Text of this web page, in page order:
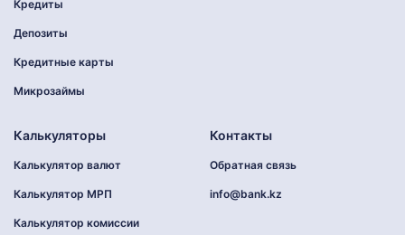
Кредиты
Депозиты
Кредитные карты
Микрозаймы
Калькуляторы
Калькулятор валют
Калькулятор МРП
Калькулятор комиссии
Контакты
Обратная связь
info@bank.kz